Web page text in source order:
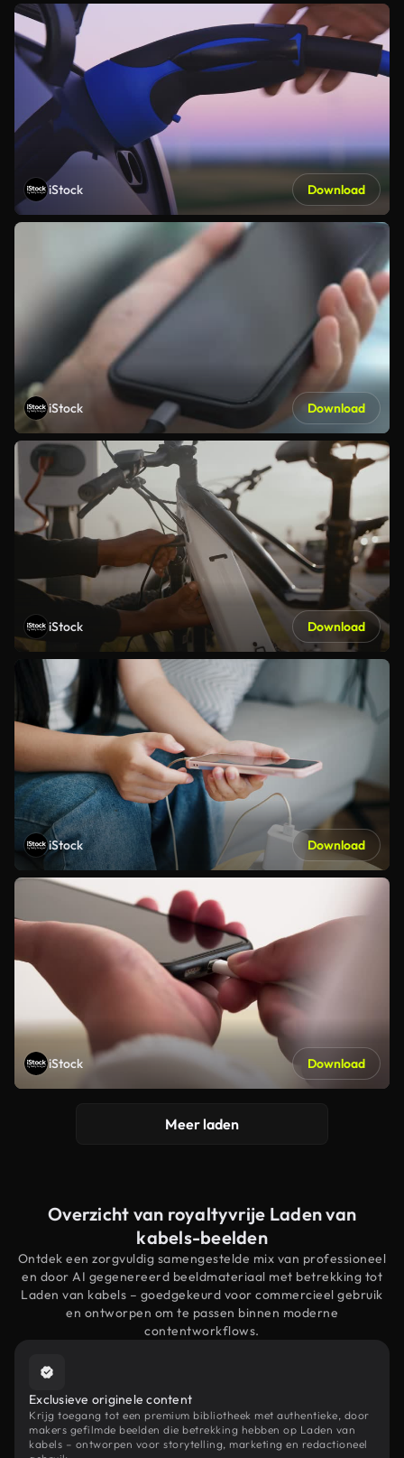
iStock Download
iStock Download
iStock Download
iStock Download
iStock Download
Meer laden
Overzicht van royaltyvrije Laden van
kabels-beelden
Ontdek een zorgvuldig samengestelde mix van professioneel
en door AI gegenereerd beeldmateriaal met betrekking tot
Laden van kabels – goedgekeurd voor commercieel gebruik
en ontworpen om te passen binnen moderne
contentworkflows.
Exclusieve originele content
Krijg toegang tot een premium bibliotheek met authentieke, door
makers gefilmde beelden die betrekking hebben op Laden van
kabels – ontworpen voor storytelling, marketing en redactioneel